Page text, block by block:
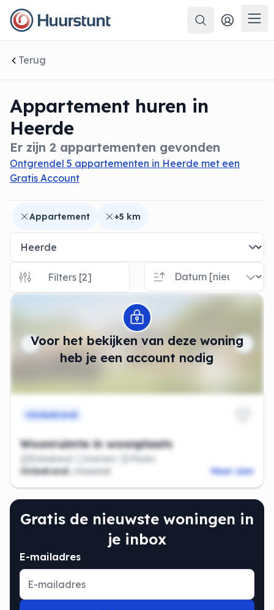
Zoeken
Terug
Appartement huren in
Heerde
Er zijn 2 appartementen gevonden
Ontgrendel 5 appartementen in Heerde met een
Gratis Account
sluiten
Appartement +5 km
Filters [2]
Voor het bekijken van deze woning
heb je een account nodig
Modal openen
Onbekend
Woonruimte in woonplaats
Onbekend Kamers
Plaats
Onbekend
/maand Meer zien
Gratis de nieuwste woningen in
je inbox
E-mailadres